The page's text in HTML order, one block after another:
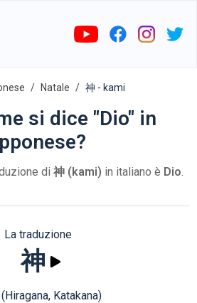
Natale 神 - kami
si dice "Dio" in
di 神 (kami) in italiano è Dio.
La traduzione
神
Katakana)